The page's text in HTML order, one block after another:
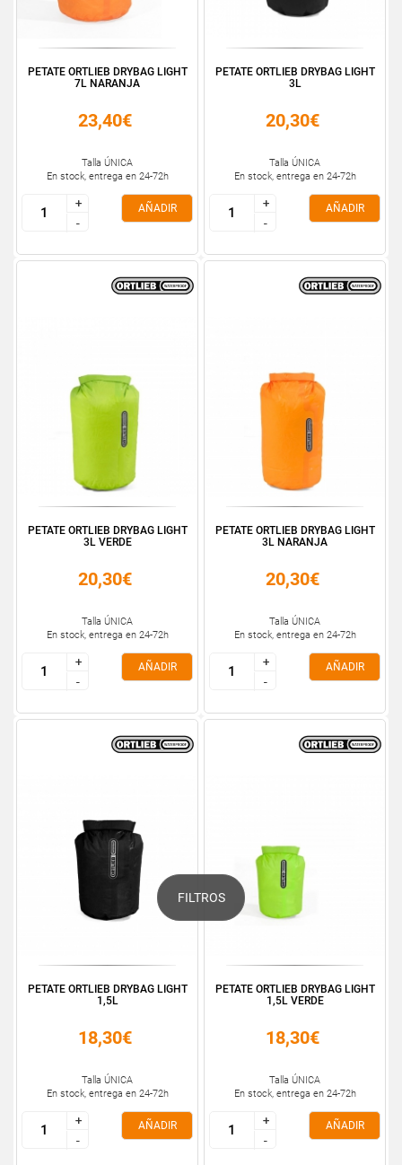
FILTROS
PETATE ORTLIEB DRYBAG LIGHT
7L NARANJA
23,40€
Talla ÚNICA
En stock, entrega en 24-72h
+
-
+
-
AÑADIR
PETATE ORTLIEB DRYBAG LIGHT
3L
20,30€
Talla ÚNICA
En stock, entrega en 24-72h
+
-
+
-
AÑADIR
PETATE ORTLIEB DRYBAG LIGHT
3L VERDE
20,30€
Talla ÚNICA
En stock, entrega en 24-72h
+
-
+
-
AÑADIR
PETATE ORTLIEB DRYBAG LIGHT
3L NARANJA
20,30€
Talla ÚNICA
En stock, entrega en 24-72h
+
-
+
-
AÑADIR
PETATE ORTLIEB DRYBAG LIGHT
1,5L
18,30€
Talla ÚNICA
En stock, entrega en 24-72h
+
-
+
-
AÑADIR
PETATE ORTLIEB DRYBAG LIGHT
1,5L VERDE
18,30€
Talla ÚNICA
En stock, entrega en 24-72h
+
-
+
-
AÑADIR